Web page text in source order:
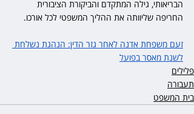
הבריאותי, גילה המתקדם והביקורת הציבורית
החריפה שליוותה את ההליך המשפטי לכל אורכו.
זעם משפחת אדנה לאחר גזר הדין: הנהגת נשלחת
לשנת מאסר בפועל
פלילים
תעבורה
בית המשפט